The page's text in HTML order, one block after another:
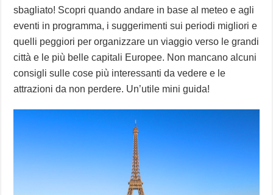
sbagliato! Scopri quando andare in base al meteo e agli
eventi in programma, i suggerimenti sui periodi migliori e
quelli peggiori per organizzare un viaggio verso le grandi
città e le più belle capitali Europee. Non mancano alcuni
consigli sulle cose più interessanti da vedere e le
attrazioni da non perdere. Un’utile mini guida!